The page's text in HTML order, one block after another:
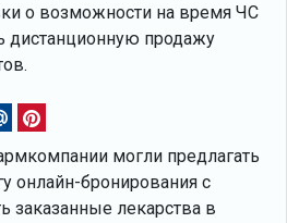
о возможности на время ЧС
дистанционную продажу
могли предлагать
онлайн-бронирования с
заказанные лекарства в